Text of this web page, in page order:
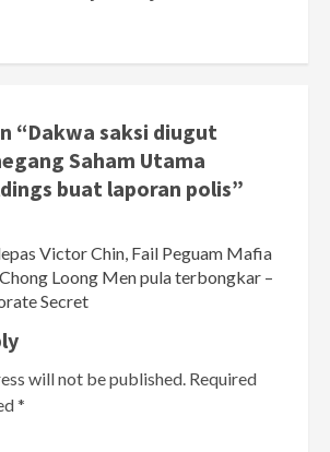
“Dakwa saksi diugut
Saham Utama
buat laporan polis”
Victor Chin, Fail Peguam Mafia
Loong Men pula terbongkar –
Secret
will not be published. Required
*